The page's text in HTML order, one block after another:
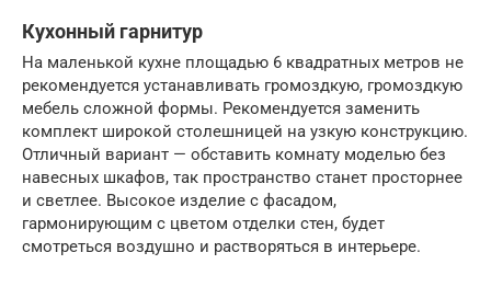
Кухонный гарнитур
На маленькой кухне площадью 6 квадратных метров не
рекомендуется устанавливать громоздкую, громоздкую
мебель сложной формы. Рекомендуется заменить
комплект широкой столешницей на узкую конструкцию.
Отличный вариант — обставить комнату моделью без
навесных шкафов, так пространство станет просторнее
и светлее. Высокое изделие с фасадом,
гармонирующим с цветом отделки стен, будет
смотреться воздушно и растворяться в интерьере.